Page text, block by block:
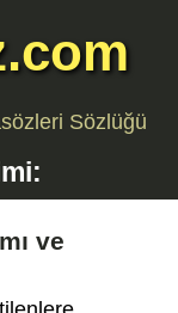
Sözlüğü
ve